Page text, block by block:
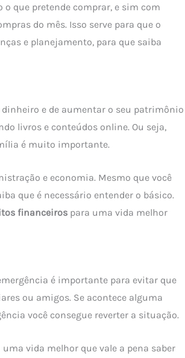
o que pretende comprar, e sim com
do mês. Isso serve para que o
e planejamento, para que saiba
e de aumentar o seu patrimônio
livros e conteúdos online. Ou seja,
é muito importante.
e economia. Mesmo que você
que é necessário entender o básico.
financeiros para uma vida melhor
é importante para evitar que
ou amigos. Se acontece alguma
você consegue reverter a situação.
uma vida melhor que vale a pena saber